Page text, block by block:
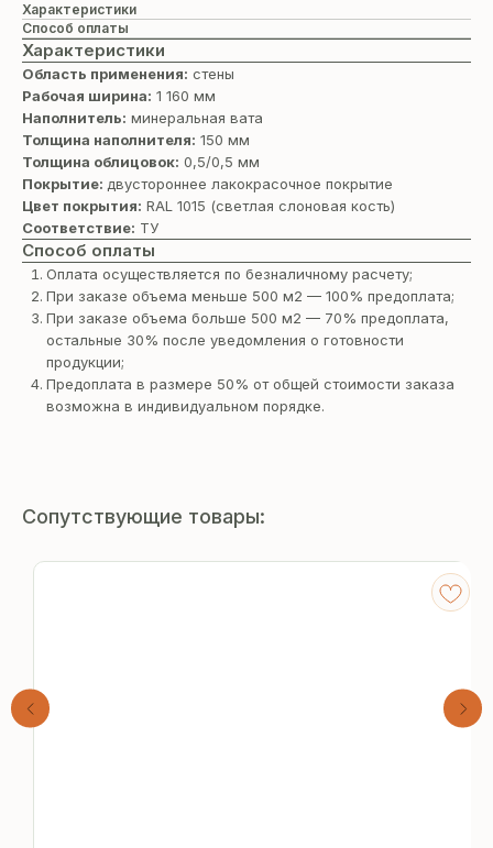
Характеристики
Способ оплаты
Характеристики
Область применения: стены
Рабочая ширина: 1 160 мм
Наполнитель: минеральная вата
Толщина наполнителя: 150 мм
Толщина облицовок: 0,5/0,5 мм
Покрытие: двустороннее лакокрасочное покрытие
Цвет покрытия: RAL 1015 (светлая cлоновая кость)
Соответствие: ТУ
Способ оплаты
Оплата осуществляется по безналичному расчету;
При заказе объема меньше 500 м2 — 100% предоплата;
При заказе объема больше 500 м2 — 70% предоплата,
остальные 30% после уведомления о готовности
продукции;
Предоплата в размере 50% от общей стоимости заказа
возможна в индивидуальном порядке.
Сопутствующие товары: